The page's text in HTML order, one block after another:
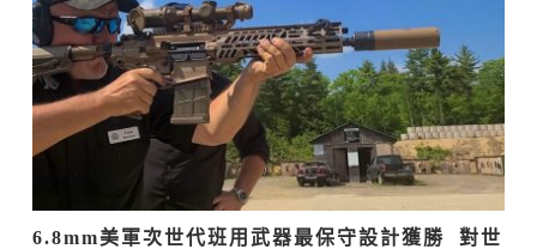
6.8mm美軍次世代班用武器最保守設計獲勝  對世